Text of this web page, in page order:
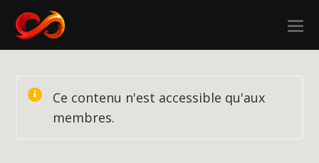
Ce contenu n'est accessible qu'aux
membres.